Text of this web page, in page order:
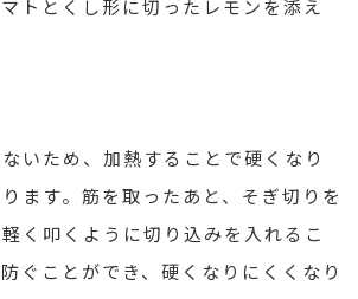
トとくし形に切ったレモンを添え
いため、加熱することで硬くなり
ます。筋を取ったあと、そぎ切りを
く叩くように切り込みを入れるこ
ぐことができ、硬くなりにくくなり